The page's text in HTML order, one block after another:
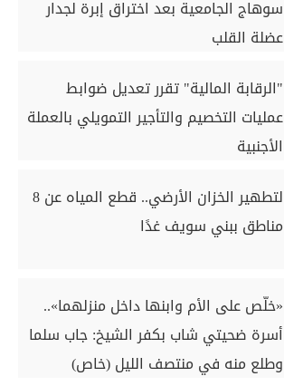
سوهاج الجامعية بعد اختراق إبرة لجدار
عضلة القلب
"الرقابة المالية" تقرر تعديل ضوابط
عمليات التخصيم والتأجير التمويلي بالعملة
الأجنبية
لتطهير الخزان الأرضي.. قطع المياه عن 8
مناطق ببني سويف غدًا
«خلّص على الأم وابنها داخل منزلهما»..
أسرة ضحيتي شاب بكفر الشيخ: جاب سلما
وطلع منه في منتصف الليل (خاص)